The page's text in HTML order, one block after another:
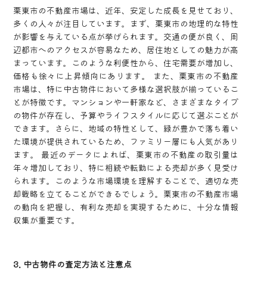
栗東市の不動産市場は、近年、安定した成長を見せており、
多くの人々が注目しています。まず、栗東市の地理的な特性
が影響を与えている点が挙げられます。交通の便が良く、周
辺都市へのアクセスが容易なため、居住地としての魅力が高
まっています。このような利便性から、住宅需要が増加し、
価格も徐々に上昇傾向にあります。 また、栗東市の不動産
市場は、特に中古物件において多様な選択肢が揃っているこ
とが特徴です。マンションや一軒家など、さまざまなタイプ
の物件が存在し、予算やライフスタイルに応じて選ぶことが
できます。さらに、地域の特性として、緑が豊かで落ち着い
た環境が提供されているため、ファミリー層にも人気があり
ます。 最近のデータによれば、栗東市の不動産の取引量は
年々増加しており、特に相続や転勤による売却が多く見受け
られます。このような市場環境を理解することで、適切な売
却戦略を立てることができるでしょう。栗東市の不動産市場
の動向を把握し、有利な売却を実現するために、十分な情報
収集が重要です。
3. 中古物件の査定方法と注意点